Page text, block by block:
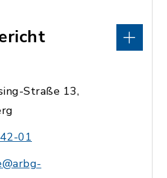
Straße 13,
01